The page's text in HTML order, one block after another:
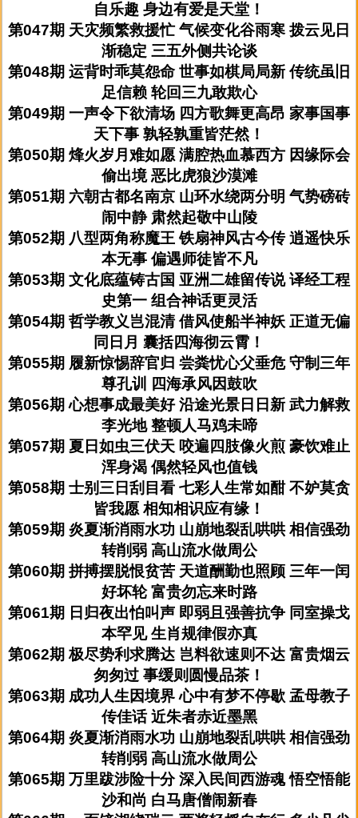
自乐趣 身边有爱是天堂！
第047期 天灾频繁救援忙 气候变化谷雨寒 拨云见日
渐稳定 三五外侧共论谈
第048期 运背时乖莫怨命 世事如棋局局新 传统虽旧
足信赖 轮回三九敢欺心
第049期 一声令下欲清场 四方歌舞更高昂 家事国事
天下事 孰轻孰重皆茫然！
第050期 烽火岁月难如愿 满腔热血慕西方 因缘际会
偷出境 恶比虎狼沙漠滩
第051期 六朝古都名南京 山环水绕两分明 气势磅砖
闹中静 肃然起敬中山陵
第052期 八型两角称魔王 铁扇神风古今传 逍遥快乐
本无事 偏遇师徒皆不凡
第053期 文化底蕴铸古国 亚洲二雄留传说 译经工程
史第一 组合神话更灵活
第054期 哲学教义岂混清 借风使船半神妖 正道无偏
同日月 囊括四海彻云霄！
第055期 履新惊惕辞官归 尝粪忧心父垂危 守制三年
尊孔训 四海承风因鼓吹
第056期 心想事成最美好 沿途光景日日新 武力解救
李光地 整顿人马鸡未啼
第057期 夏日如虫三伏天 咬遍四肢像火煎 豪饮难止
浑身渴 偶然轻风也值钱
第058期 士别三日刮目看 七彩人生常如酣 不妒莫贪
皆我愿 相知相识应有缘！
第059期 炎夏渐消雨水功 山崩地裂乱哄哄 相信强劲
转削弱 高山流水做周公
第060期 拼搏摆脱恨贫苦 天道酬勤也照顾 三年一闰
好坏轮 富贵勿忘来时路
第061期 日归夜出怕叫声 即弱且强善抗争 同室操戈
本罕见 生肖规律假亦真
第062期 极尽势利求腾达 岂料欲速则不达 富贵烟云
匆匆过 事缓则圆慢品茶！
第063期 成功人生因境界 心中有梦不停歇 孟母教子
传佳话 近朱者赤近墨黑
第064期 炎夏渐消雨水功 山崩地裂乱哄哄 相信强劲
转削弱 高山流水做周公
第065期 万里跋涉险十分 深入民间西游魂 悟空悟能
沙和尚 白马唐僧闹新春